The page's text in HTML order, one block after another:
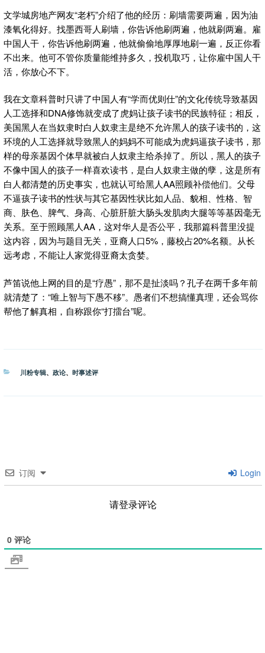
文学城房地产网友“老朽”介绍了他的经历：刷墙需要两遍，因为油
漆氧化得好。找墨西哥人刷墙，你告诉他刷两遍，他就刷两遍。雇
中国人干，你告诉他刷两遍，他就偷偷地厚厚地刷一遍，反正你看
不出来。他可不管你质量能维持多久，投机取巧，让你雇中国人干
活，你放心不下。
我在文章科普时只讲了中国人有“学而优则仕”的文化传统导致基因
人工选择和DNA修饰就变成了虎妈让孩子读书的民族特征；相反，
美国黑人在当奴隶时白人奴隶主是绝不允许黑人的孩子读书的，这
环境的人工选择就导致黑人的妈妈不可能成为虎妈逼孩子读书，那
样的母亲基因个体早就被白人奴隶主给杀掉了。所以，黑人的孩子
不像中国人的孩子一样喜欢读书，是白人奴隶主做的孽，这是所有
白人都清楚的历史事实，也就认可给黑人AA照顾补偿他们。父母
不逼孩子读书的性状与其它基因性状比如人品、貌相、性格、智
商、肤色、脾气、身高、心脏肝脏大肠头发肌肉大腿等等基因毫无
关系。至于照顾黑人AA，这对华人是否公平，我那篇科普里没提
这内容，因为与题目无关，亚裔人口5%，藤校占20%名额。从长
远考虑，不能让人家觉得亚裔太贪婪。
芦笛说他上网的目的是“疗愚”，那不是扯淡吗？孔子在两千多年前
就清楚了：“唯上智与下愚不移”。愚者们不想搞懂真理，还会骂你
帮他了解真相，自称跟你“打擂台”呢。
分
川粉专辑、 政论、 时事述评
订阅 Login
请登录评论
0 评论